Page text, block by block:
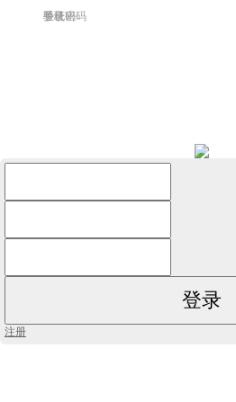
手机
登录密码
验证码
注册